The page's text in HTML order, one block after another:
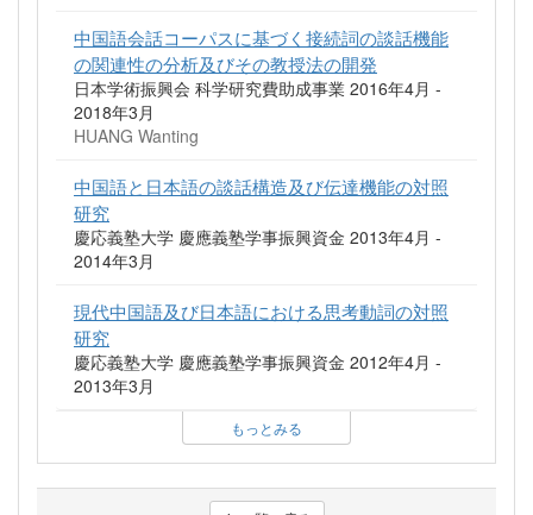
中国語会話コーパスに基づく接続詞の談話機能
の関連性の分析及びその教授法の開発
日本学術振興会 科学研究費助成事業 2016年4月 -
2018年3月
HUANG Wanting
中国語と日本語の談話構造及び伝達機能の対照
研究
慶応義塾大学 慶應義塾学事振興資金 2013年4月 -
2014年3月
現代中国語及び日本語における思考動詞の対照
研究
慶応義塾大学 慶應義塾学事振興資金 2012年4月 -
2013年3月
もっとみる